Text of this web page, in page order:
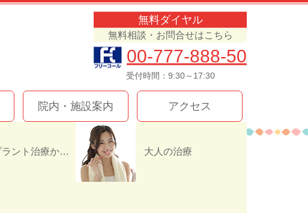
無料ダイヤル
無料相談・お問合せはこちら
00-777-888-50
受付時間：9:30～17:30
インプラント治療か入れ歯（義歯）どっちを選ぶ！？ 大人の治療
院内・施設案内 アクセス